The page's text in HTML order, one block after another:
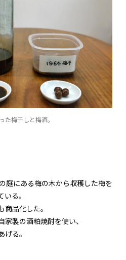
梅干しと梅酒。
庭にある梅の木から収穫した梅を
る。
品化した。
製の酒粕焼酎を使い、
る。